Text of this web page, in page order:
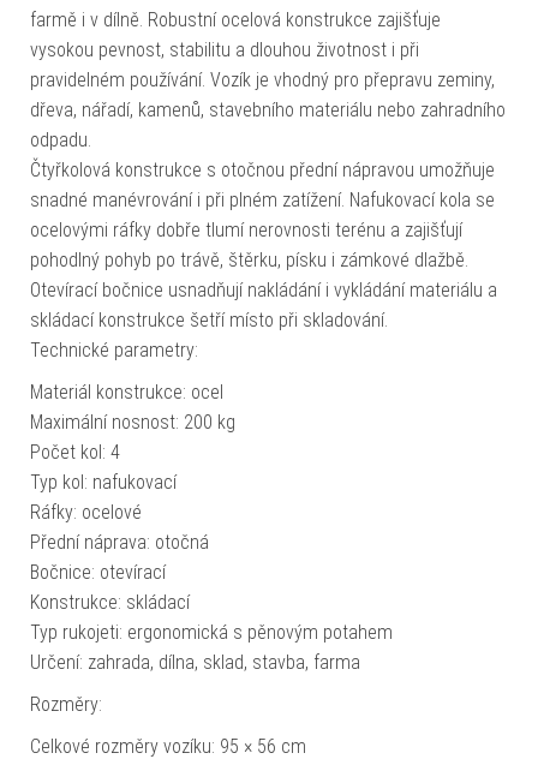
farmě i v dílně. Robustní ocelová konstrukce zajišťuje
vysokou pevnost, stabilitu a dlouhou životnost i při
pravidelném používání. Vozík je vhodný pro přepravu zeminy,
dřeva, nářadí, kamenů, stavebního materiálu nebo zahradního
odpadu.
Čtyřkolová konstrukce s otočnou přední nápravou umožňuje
snadné manévrování i při plném zatížení. Nafukovací kola se
ocelovými ráfky dobře tlumí nerovnosti terénu a zajišťují
pohodlný pohyb po trávě, štěrku, písku i zámkové dlažbě.
Otevírací bočnice usnadňují nakládání i vykládání materiálu a
skládací konstrukce šetří místo při skladování.
Technické parametry:
Materiál konstrukce: ocel
Maximální nosnost: 200 kg
Počet kol: 4
Typ kol: nafukovací
Ráfky: ocelové
Přední náprava: otočná
Bočnice: otevírací
Konstrukce: skládací
Typ rukojeti: ergonomická s pěnovým potahem
Určení: zahrada, dílna, sklad, stavba, farma
Rozměry:
Celkové rozměry vozíku: 95 × 56 cm